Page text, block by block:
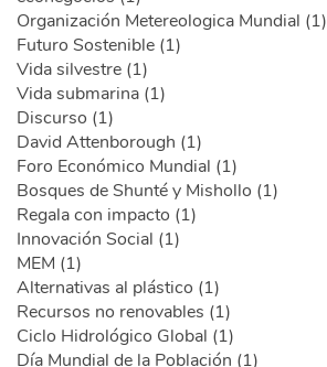
Organización Metereologica Mundial (1)
Futuro Sostenible (1)
Vida silvestre (1)
Vida submarina (1)
Discurso (1)
David Attenborough (1)
Foro Económico Mundial (1)
Bosques de Shunté y Mishollo (1)
Regala con impacto (1)
Innovación Social (1)
MEM (1)
Alternativas al plástico (1)
Recursos no renovables (1)
Ciclo Hidrológico Global (1)
Día Mundial de la Población (1)